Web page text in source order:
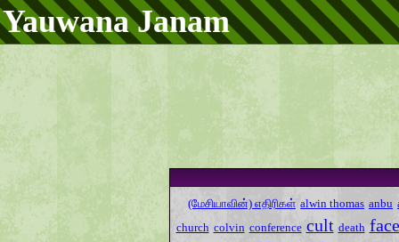
Yauwana Janam
(மேசியாவின்) எதிரிகள் alwin thomas anbu
church colvin conference cult death